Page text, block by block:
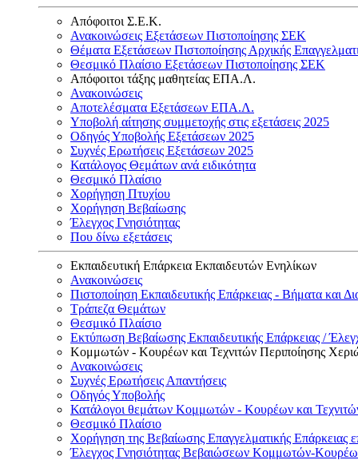
Απόφοιτοι Σ.Ε.Κ.
Ανακοινώσεις Εξετάσεων Πιστοποίησης ΣΕΚ
Θέματα Εξετάσεων Πιστοποίησης Αρχικής
Θεσμικό Πλαίσιο Εξετάσεων Πιστοποίησης ΣΕΚ
Απόφοιτοι τάξης μαθητείας ΕΠΑ.Λ.
Ανακοινώσεις
Αποτελέσματα Εξετάσεων ΕΠΑ.Λ.
Υποβολή αίτησης συμμετοχής στις εξετάσεις 2025
Οδηγός Υποβολής Εξετάσεων 2025
Συχνές Ερωτήσεις Εξετάσεων 2025
Κατάλογος Θεμάτων ανά ειδικότητα
Θεσμικό Πλαίσιο
Χορήγηση Πτυχίου
Χορήγηση Βεβαίωσης
Έλεγχος Γνησιότητας
Που δίνω εξετάσεις
Εκπαιδευτική Επάρκεια Εκπαιδευτών Ενηλίκων
Ανακοινώσεις
Πιστοποίηση Εκπαιδευτικής Επάρκειας - Βήματα και
Τράπεζα Θεμάτων
Θεσμικό Πλαίσιο
Εκτύπωση Βεβαίωσης Εκπαιδευτικής Επάρκειας /
Κομμωτών - Κουρέων και Τεχνιτών Περιποίησης
Ανακοινώσεις
Συχνές Ερωτήσεις Απαντήσεις
Οδηγός Υποβολής
Κατάλογοι θεμάτων Κομμωτών - Κουρέων και
Θεσμικό Πλαίσιο
Χορήγηση της Βεβαίωσης Επαγγελματικής
Έλεγχος Γνησιότητας Βεβαιώσεων Κομμωτών-